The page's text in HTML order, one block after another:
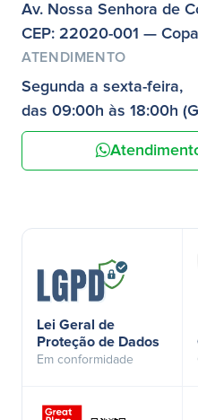
Av. Nossa Senhora de
CEP: 22020-001 —
ATENDIMENTO
Segunda a sexta-feira,
das 09:00h às 18:00h
Lei Geral de
Proteção de Dados
Em conformidade